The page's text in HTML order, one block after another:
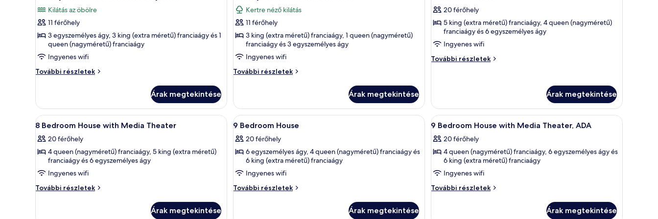
további
részletei
részletei
részletei
szoba
összes
képének
megtekintése:
5-
Story
Evermore
Bay
View
Kilátás az öbölre
11 férőhely
3 egyszemélyes ágy, 3 king (extra méretű) franciaágy és 1
queen (nagyméretű) franciaágy
Ingyenes wifi
További részletek
5-
Evermore
Bay
View
részletei
Árak megtekintése
szoba
összes
képének
megtekintése:
5-
Story
Garden
View
Kertre néző kilátás
11 férőhely
3 king (extra méretű) franciaágy, 1 queen (nagyméretű)
franciaágy és 3 egyszemélyes ágy
Ingyenes wifi
További részletek
5-
Garden
View
további
Árak megtekintése
szoba
összes
képének
megtekintése:
8
20 férőhely
5 king (extra méretű) franciaágy, 4 queen (nagyméretű)
franciaágy és 6 egyszemélyes ágy
Ingyenes wifi
További részletek
8
Árak megtekintése
A
következő
szoba
összes
képének
megtekintése:
8
Egy modern fürőszoba üveg válaszfallal ellátott zuhanyzóval, fehér WC-vel és tükörrel rendelkező mosdóval.
6
8 Bedroom House with Media Theater
20 férőhely
4 queen (nagyméretű) franciaágy, 5 king (extra méretű)
franciaágy és 6 egyszemélyes ágy
Ingyenes wifi
További részletek
8
Árak megtekintése
A
következő
szoba
összes
képének
megtekintése:
9
Két emeletes ágy, beépített íróasztallal és éjjeliszekrénnyel, mindkettőhöz tartozik egy lámpa.
7
9 Bedroom House
20 férőhely
6 egyszemélyes ágy, 4 queen (nagyméretű) franciaágy és
6 king (extra méretű) franciaágy
Ingyenes wifi
További részletek
9
Árak megtekintése
A
következő
szoba
összes
képének
megtekintése:
9
Egy hálószoba, melyben négylábú ágy, fa
5
9 Bedroom House with Media Theater, ADA
20 férőhely
4 queen (nagyméretű) franciaágy, 6 egyszemélyes ágy és
6 king (extra méretű) franciaágy
Ingyenes wifi
További részletek
9
Árak megtekintése